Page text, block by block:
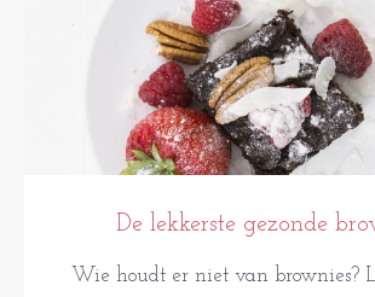
De lekkerste gezonde
Wie houdt er niet van brownies?